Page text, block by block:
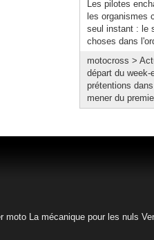
Les pilotes
les organismes
seul instant : le
choses dans
motocross >
départ du
prétentions
mener du
moto La mécanique pour les nuls